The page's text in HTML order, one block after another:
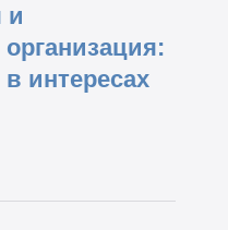
и
в интересах